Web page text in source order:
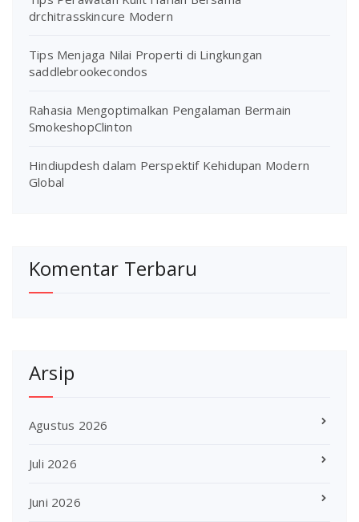
drchitrasskincure Modern
Tips Menjaga Nilai Properti di Lingkungan
saddlebrookecondos
Rahasia Mengoptimalkan Pengalaman Bermain
SmokeshopClinton
Hindiupdesh dalam Perspektif Kehidupan Modern
Global
Komentar Terbaru
Arsip
Agustus 2026
Juli 2026
Juni 2026